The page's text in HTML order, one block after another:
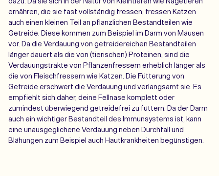
ernähren, die sie fast vollständig fressen, fressen Katzen
auch einen kleinen Teil an pflanzlichen Bestandteilen wie
Getreide. Diese kommen zum Beispiel im Darm von Mäusen
vor. Da die Verdauung von getreidereichen Bestandteilen
länger dauert als die von (tierischen) Proteinen, sind die
Verdauungstrakte von Pflanzenfressern erheblich länger als
die von Fleischfressern wie Katzen. Die Fütterung von
Getreide erschwert die Verdauung und verlangsamt sie. Es
empfiehlt sich daher, deine Fellnase komplett oder
zumindest überwiegend getreidefrei zu füttern. Da der Darm
auch ein wichtiger Bestandteil des Immunsystems ist, kann
eine unausgeglichene Verdauung neben Durchfall und
Blähungen zum Beispiel auch Hautkrankheiten begünstigen.